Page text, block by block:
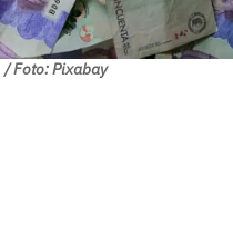
/ Foto: Pixabay